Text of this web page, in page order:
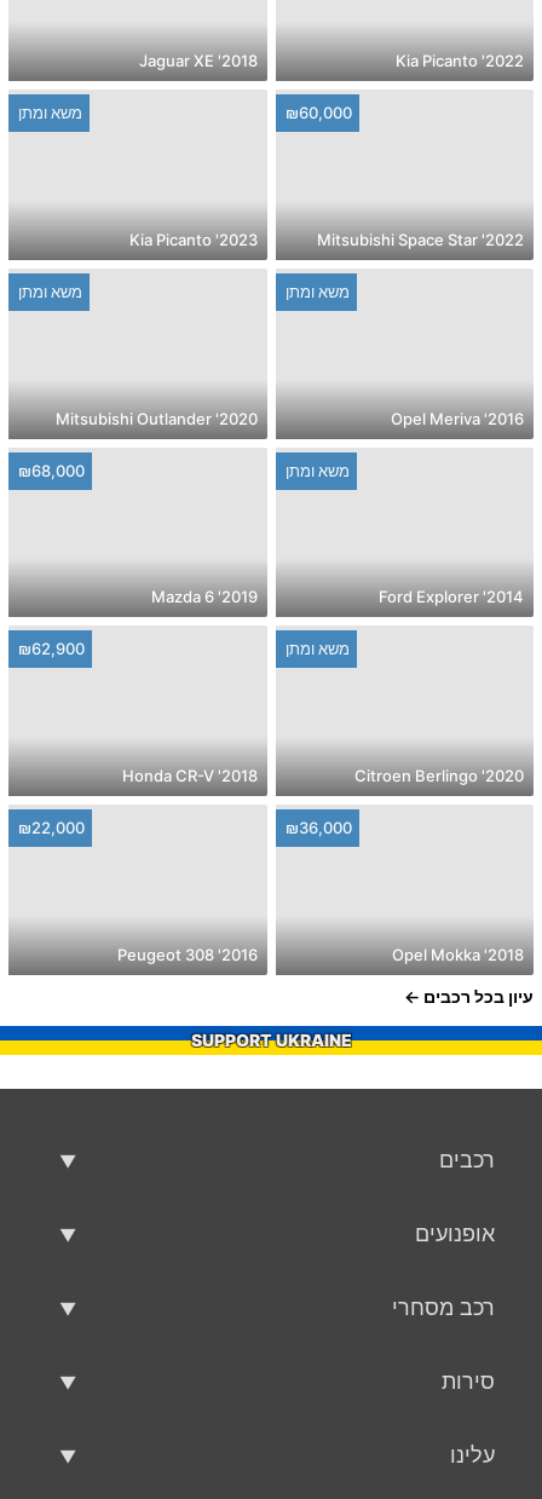
2022' Kia Picanto
2018' Jaguar XE
₪60,000
2022' Mitsubishi Space Star
משא ומתן
2023' Kia Picanto
משא ומתן
2016' Opel Meriva
משא ומתן
2020' Mitsubishi Outlander
משא ומתן
2014' Ford Explorer
₪68,000
2019' Mazda 6
משא ומתן
2020' Citroen Berlingo
₪62,900
2018' Honda CR-V
₪36,000
2018' Opel Mokka
₪22,000
2016' Peugeot 308
עיון בכל רכבים
SUPPORT UKRAINE
רכבים
אופנועים
רכב מסחרי
סירות
עלינו